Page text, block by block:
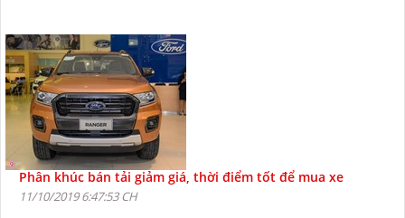
Phân khúc bán tải giảm giá, thời điểm tốt để mua xe
11/10/2019 6:47:53 CH